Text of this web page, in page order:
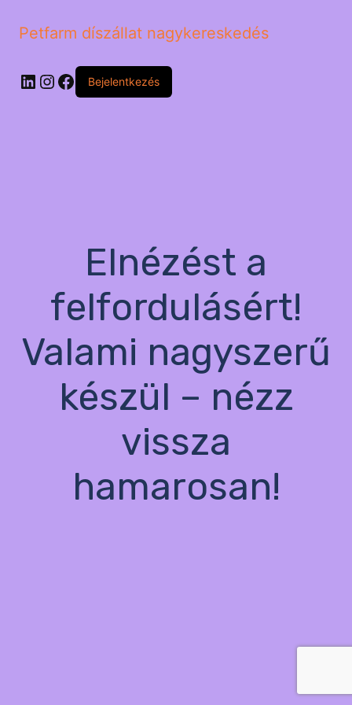
Petfarm díszállat nagykereskedés
LinkedIn
Instagram
Facebook
Bejelentkezés
Elnézést a
felfordulásért!
Valami nagyszerű
készül – nézz
vissza
hamarosan!